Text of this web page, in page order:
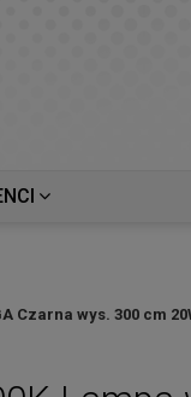
Czarna wys. 300 cm